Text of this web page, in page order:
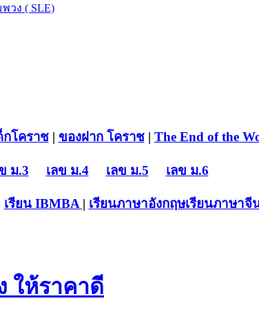
กโคราช| ของฝาก โคราช| The End of the
ม.3 เลข ม.4 เลข ม.5 เลข ม.6
เรียน IBMBA | เรียนภาษาอังกฤษเรียนภาษาจี
ให้ราคาดี